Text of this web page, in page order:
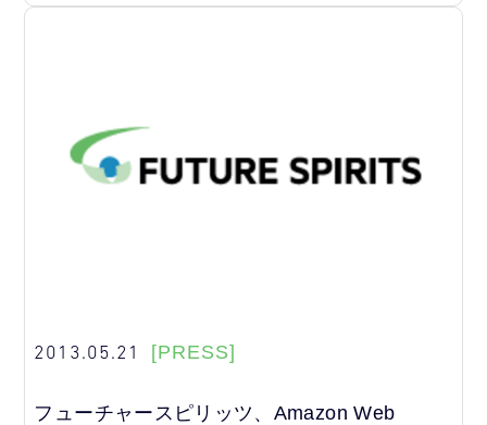
2013.05.21 [PRESS]
フューチャースピリッツ、Amazon Web